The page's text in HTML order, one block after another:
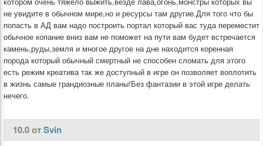
не увидите в обычном мире,но и ресурсы там другие.Для того что бы
попасть в АД вам надо построить портал который вас туда переместит
обычное копание вниз вам не поможет на пути вам будет встречается
камень,руды,земля и многое другое на дне находится коренная
порода который обычный смертный не способен сломать для этого
есть режим креатива так же доступный в игре он позволяет воплотить
в жизнь самые грандиозные планы!Без фантазии в этой игре делать
нечего.
10.0 отSvin